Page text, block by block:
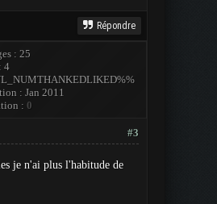
Répondre
: 25
4
: Jan 2011
: 0
#3
je n'ai plus l'habitude de